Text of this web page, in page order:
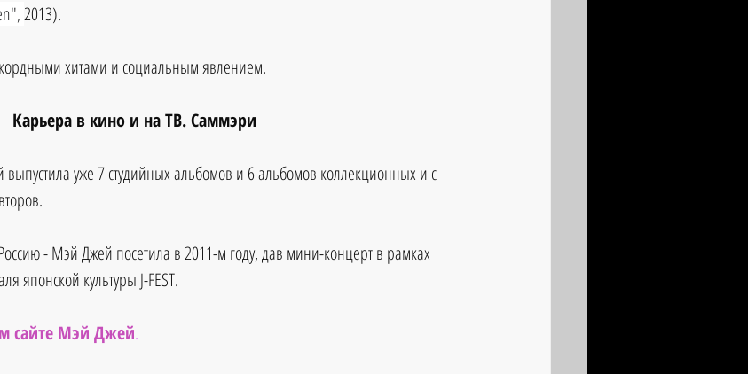
2013).
хитами и социальным явлением.
Карьера в кино и на ТВ. Саммэри
уже 7 студийных альбомов и 6 альбомов коллекционных и с
- Мэй Джей посетила в 2011-м году, дав мини-концерт в рамках
японской культуры J-FEST.
сайте Мэй Джей.